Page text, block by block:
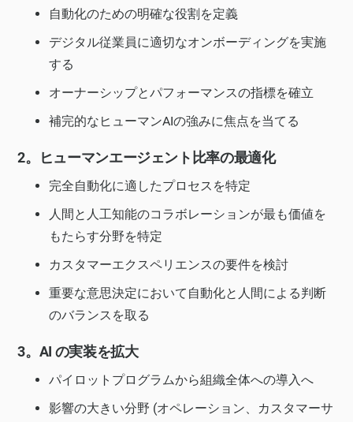
自動化のための明確な役割を定義
デジタル従業員に適切なオンボーディングを実施
する
オーナーシップとパフォーマンスの指標を確立
補完的なヒューマンAIの強みに焦点を当てる
2。ヒューマンエージェント比率の最適化
完全自動化に適したプロセスを特定
人間と人工知能のコラボレーションが最も価値を
もたらす分野を特定
カスタマーエクスペリエンスの要件を検討
重要な意思決定において自動化と人間による判断
のバランスを取る
3。AI の実装を拡大
パイロットプログラムから組織全体への導入へ
影響の大きい分野 (オペレーション、カスタマーサ